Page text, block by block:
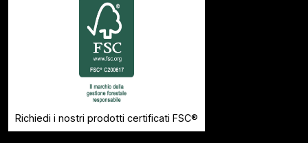
Richiedi i nostri prodotti certificati FSC®